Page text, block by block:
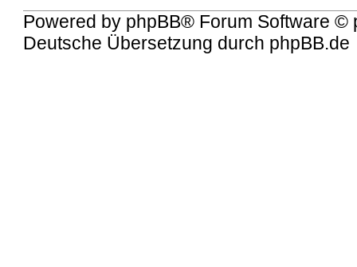
Powered by phpBB® Forum Software ©
Deutsche Übersetzung durch phpBB.de